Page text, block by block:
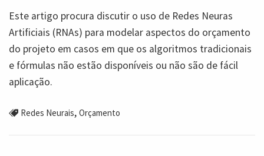
Este artigo procura discutir o uso de Redes Neuras
Artificiais (RNAs) para modelar aspectos do orçamento
do projeto em casos em que os algoritmos tradicionais
e fórmulas não estão disponíveis ou não são de fácil
aplicação.
Redes Neurais, Orçamento